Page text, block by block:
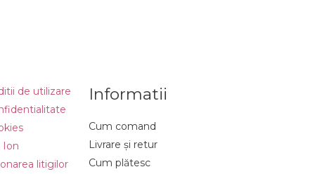
de utilizare
Ion
litigilor
Informatii
Cum comand
Livrare și retur
Cum plătesc